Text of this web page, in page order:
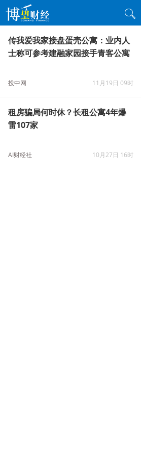
传我爱我家接盘蛋壳公寓：业内人
士称可参考建融家园接手青客公寓
投中网 11月19日 09时
租房骗局何时休？长租公寓4年爆
雷107家
AI财经社 10月27日 16时